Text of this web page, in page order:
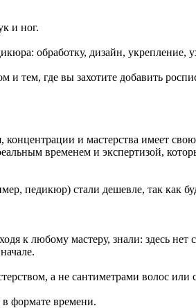
и ног.
обработку, дизайн,
тем, где вы захотите добавить
и мастерства имеет
временем и экспертизой,
педикюр) стали дешевле, так как
к любому мастеру, знали: здесь
а не сантиметрами волос или
формате времени.